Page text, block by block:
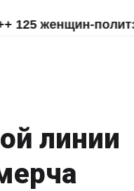
125 женщин-
линии